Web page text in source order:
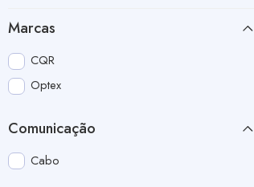
Marcas
CQR
Optex
Comunicação
Cabo